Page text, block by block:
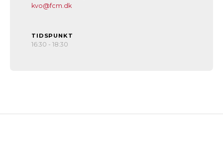
kvo@fcm.dk
TIDSPUNKT
16:30 - 18:30